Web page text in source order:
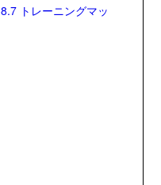
トレーニングマッ